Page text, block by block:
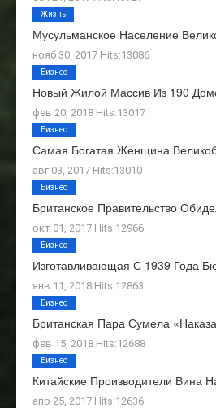
Мусульманское Население
нояб 30, 2017 Hits:13086
Жизнь
Новый Жилой Массив Из 190
фев 20, 2018 Hits:13017
Бизнес
Самая Богатая Женщина
авг 03, 2017 Hits:13010
Бизнес
Британское Правительство
окт 01, 2017 Hits:12966
Бизнес
Изготавливающая С 1939 Года
янв 11, 2018 Hits:12863
Бизнес
Британская Пара Сумела
фев 15, 2018 Hits:12688
Бизнес
Китайские Производители Вина
апр 25, 2017 Hits:12636
Бизнес